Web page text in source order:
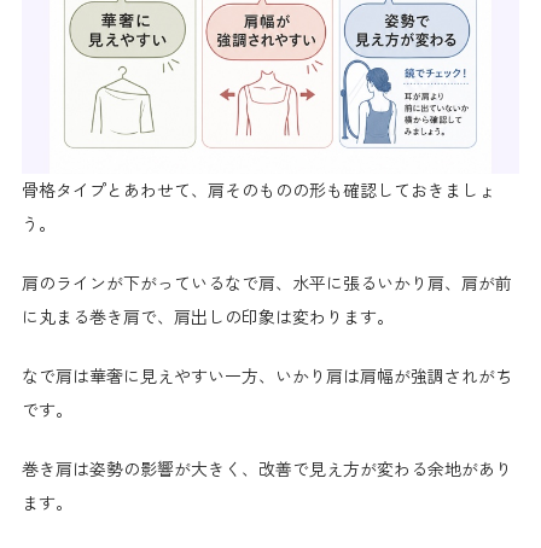
骨格タイプとあわせて、肩そのものの形も確認しておきましょ
う。
肩のラインが下がっているなで肩、水平に張るいかり肩、肩が前
に丸まる巻き肩で、肩出しの印象は変わります。
なで肩は華奢に見えやすい一方、いかり肩は肩幅が強調されがち
です。
巻き肩は姿勢の影響が大きく、改善で見え方が変わる余地があり
ます。